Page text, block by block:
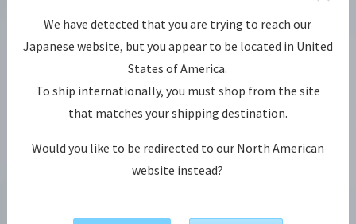
We have detected that you are trying to reach our
Japanese website, but you appear to be located in United
States of America.
To ship internationally, you must shop from the site
that matches your shipping destination.
Would you like to be redirected to our North American
website instead?